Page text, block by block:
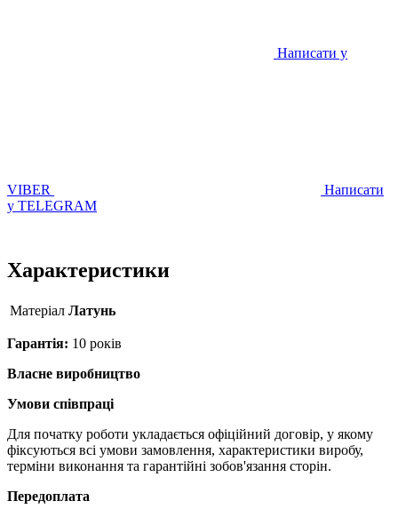
Написати у
VIBER
Написати
у TELEGRAM
Характеристики
Матерiал Латунь
Гарантія: 10 років
Власне виробництво
Умови співпраці
Для початку роботи укладається офіційний договір, у якому
фіксуються всі умови замовлення, характеристики виробу,
терміни виконання та гарантійні зобов'язання сторін.
Передоплата